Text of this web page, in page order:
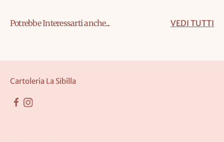
Potrebbe Interessarti anche... VEDI TUTTI
Cartoleria La Sibilla